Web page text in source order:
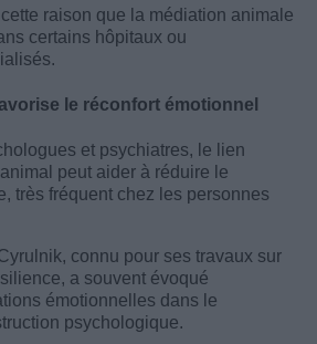
cette raison que la médiation animale
certains hôpitaux ou
le réconfort émotionnel
et psychiatres, le lien
peut aider à réduire le
très fréquent chez les personnes
connu pour ses travaux sur
a souvent évoqué
émotionnelles dans le
psychologique.